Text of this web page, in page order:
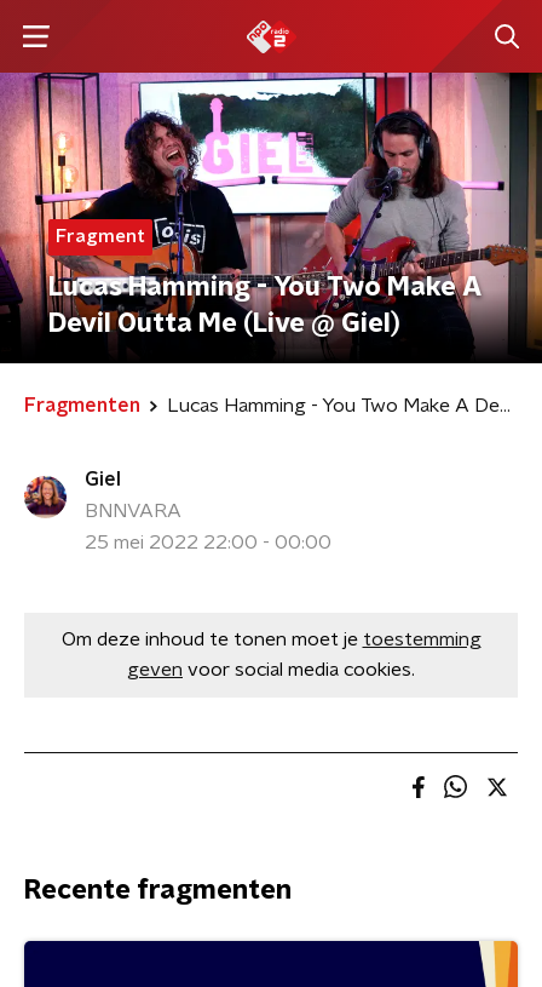
Fragment
Lucas Hamming - You Two Make A
Devil Outta Me (Live @ Giel)
Fragmenten Lucas Hamming - You Two Make A Devil Outta Me (Live @ Giel)
Giel
BNNVARA
25 mei 2022 22:00 - 00:00
Om deze inhoud te tonen moet je toestemming
geven voor social media cookies.
Recente fragmenten